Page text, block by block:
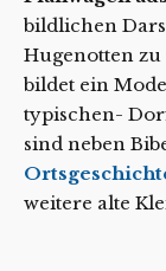
bildlichen
Hugenotten zu
bildet ein
typischen-
sind neben
weitere alte